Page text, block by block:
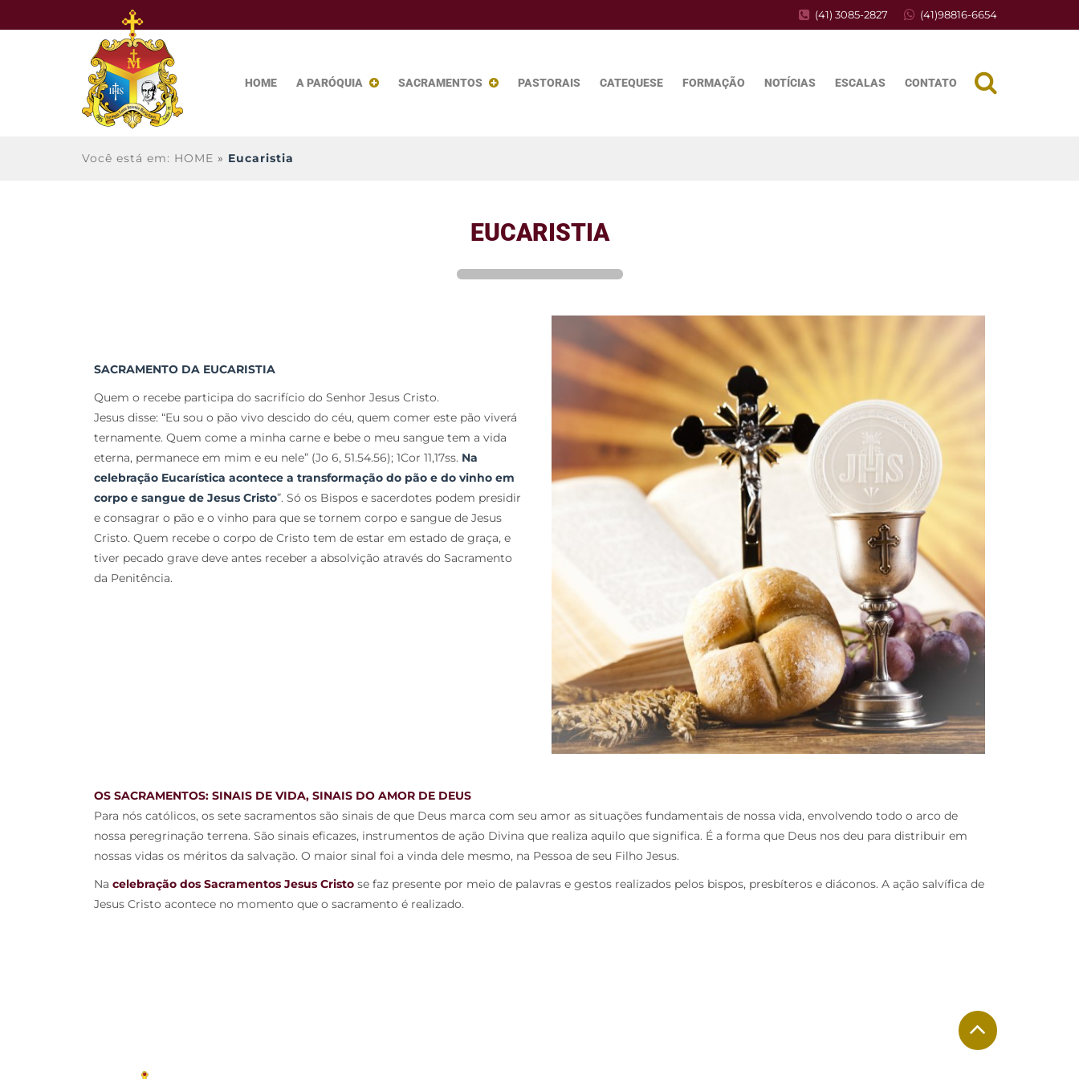
(41)98816-6654
(41) 3085-2827
HOME A PARÓQUIA SACRAMENTOS PASTORAIS CATEQUESE FORMAÇÃO NOTÍCIAS ESCALAS CONTATO
Você está em: HOME » Eucaristia
EUCARISTIA
SACRAMENTO DA EUCARISTIA
Quem o recebe participa do sacrifício do Senhor Jesus Cristo.
Jesus disse: “Eu sou o pão vivo descido do céu, quem comer este pão viverá
ternamente. Quem come a minha carne e bebe o meu sangue tem a vida
eterna, permanece em mim e eu nele” (Jo 6, 51.54.56); 1Cor 11,17ss. Na
celebração Eucarística acontece a transformação do pão e do vinho em
corpo e sangue de Jesus Cristo”. Só os Bispos e sacerdotes podem presidir
e consagrar o pão e o vinho para que se tornem corpo e sangue de Jesus
Cristo. Quem recebe o corpo de Cristo tem de estar em estado de graça, e
tiver pecado grave deve antes receber a absolvição através do Sacramento
da Penitência.
OS SACRAMENTOS: SINAIS DE VIDA, SINAIS DO AMOR DE DEUS
Para nós católicos, os sete sacramentos são sinais de que Deus marca com seu amor as situações fundamentais de nossa vida, envolvendo todo o arco de
nossa peregrinação terrena. São sinais eficazes, instrumentos de ação Divina que realiza aquilo que significa. É a forma que Deus nos deu para distribuir em
nossas vidas os méritos da salvação. O maior sinal foi a vinda dele mesmo, na Pessoa de seu Filho Jesus.
Na celebração dos Sacramentos Jesus Cristo se faz presente por meio de palavras e gestos realizados pelos bispos, presbíteros e diáconos. A ação salvífica de
Jesus Cristo acontece no momento que o sacramento é realizado.